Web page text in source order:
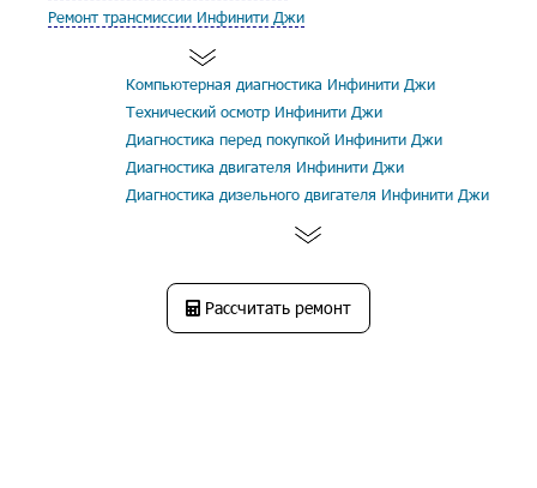
Ремонт трансмиссии Инфинити Джи
Компьютерная диагностика Инфинити Джи
Технический осмотр Инфинити Джи
Диагностика перед покупкой Инфинити Джи
Диагностика двигателя Инфинити Джи
Диагностика дизельного двигателя Инфинити Джи
Рассчитать ремонт